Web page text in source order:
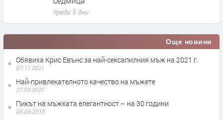
Още новини
Обявиха Крис Евънс за най-сексапилния мъж на 2021 г.
07.11.2021
Най-привлекателното качество на мъжете
27.09.2020
Пикът на мъжката елегантност – на 30 години
06.05.2018